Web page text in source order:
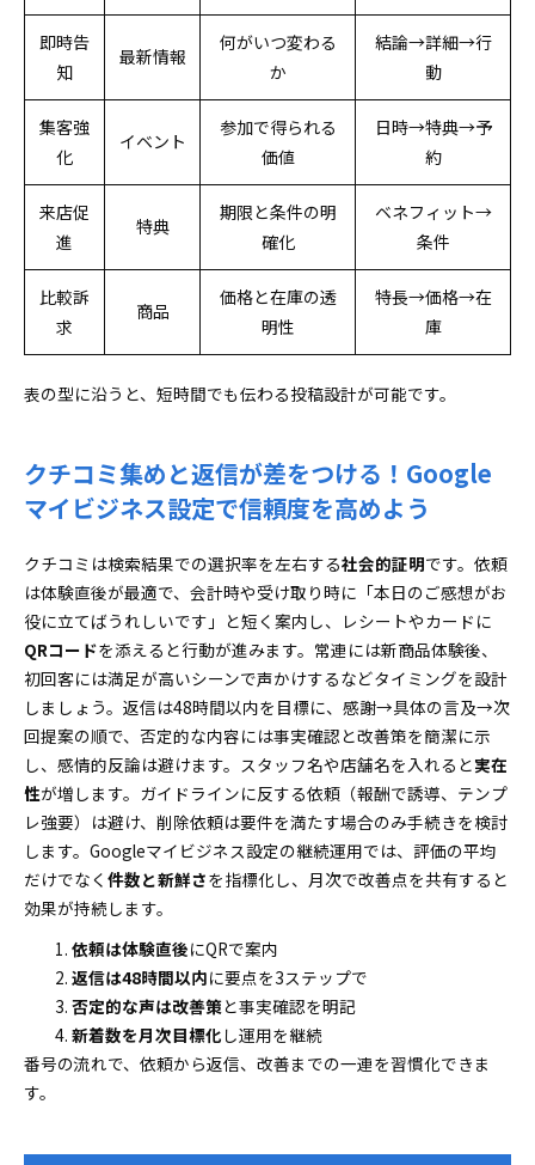
即時告
知
最新情報
何がいつ変わる
か
結論→詳細→行
動
集客強
化
イベント
参加で得られる
価値
日時→特典→予
約
来店促
進
特典
期限と条件の明
確化
ベネフィット→
条件
比較訴
求
商品
価格と在庫の透
明性
特長→価格→在
庫
表の型に沿うと、短時間でも伝わる投稿設計が可能です。
クチコミ集めと返信が差をつける！Google
マイビジネス設定で信頼度を高めよう
クチコミは検索結果での選択率を左右する社会的証明です。依頼
は体験直後が最適で、会計時や受け取り時に「本日のご感想がお
役に立てばうれしいです」と短く案内し、レシートやカードに
QRコードを添えると行動が進みます。常連には新商品体験後、
初回客には満足が高いシーンで声かけするなどタイミングを設計
しましょう。返信は48時間以内を目標に、感謝→具体の言及→次
回提案の順で、否定的な内容には事実確認と改善策を簡潔に示
し、感情的反論は避けます。スタッフ名や店舗名を入れると実在
性が増します。ガイドラインに反する依頼（報酬で誘導、テンプ
レ強要）は避け、削除依頼は要件を満たす場合のみ手続きを検討
します。Googleマイビジネス設定の継続運用では、評価の平均
だけでなく 件数と新鮮さを指標化し、月次で改善点を共有すると
効果が持続します。
依頼は体験直後にQRで案内
返信は48時間以内に要点を3ステップで
否定的な声は改善策と事実確認を明記
新着数を月次目標化 し運用を継続
番号の流れで、依頼から返信、改善までの一連を習慣化できま
す。